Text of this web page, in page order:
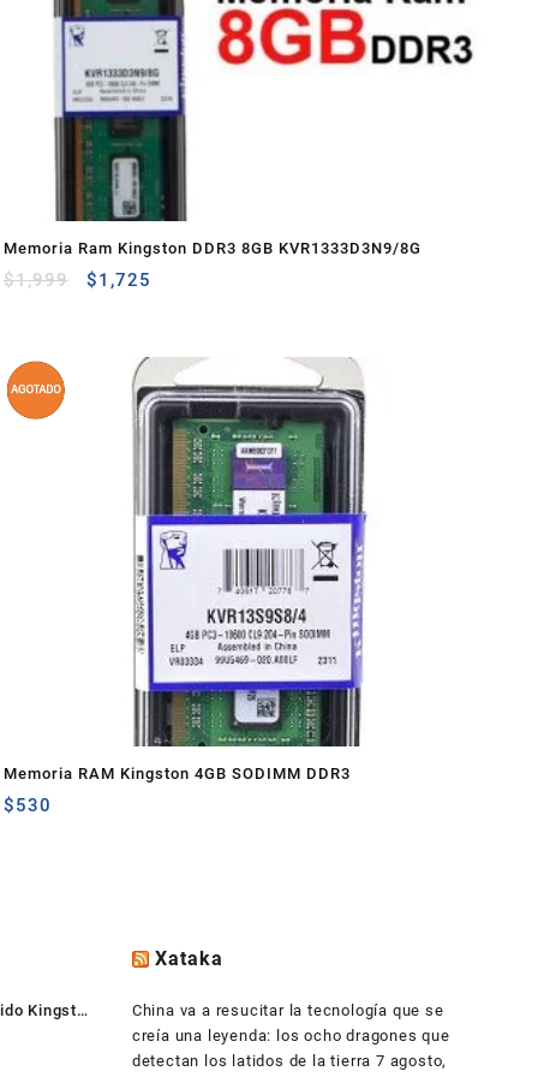
Memoria Ram Kingston DDR3 8GB KVR1333D3N9/8G
$1,999 $1,725
Memoria RAM Kingston 4GB SODIMM DDR3
$530
Kingston
Xataka
China va a resucitar la tecnología que se
creía una leyenda: los ocho dragones que
detectan los latidos de la tierra 7 agosto,